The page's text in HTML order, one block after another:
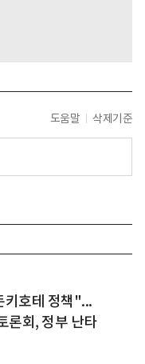
도움말 삭제기준
호테 정책"...
론회, 정부 난타